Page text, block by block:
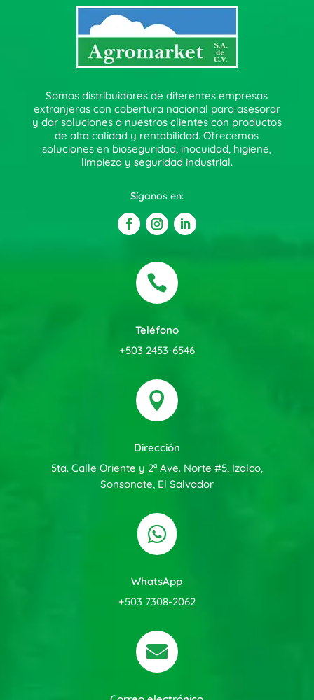
Somos distribuidores de diferentes empresas
extranjeras con cobertura nacional para asesorar
y dar soluciones a nuestros clientes con productos
de alta calidad y rentabilidad. Ofrecemos
soluciones en bioseguridad, inocuidad, higiene,
limpieza y seguridad industrial.
Síganos en:

Teléfono
+503 2453-6546

Dirección
5ta. Calle Oriente y 2ª Ave. Norte #5, Izalco,
Sonsonate, El Salvador

WhatsApp
+503 7308-2062
